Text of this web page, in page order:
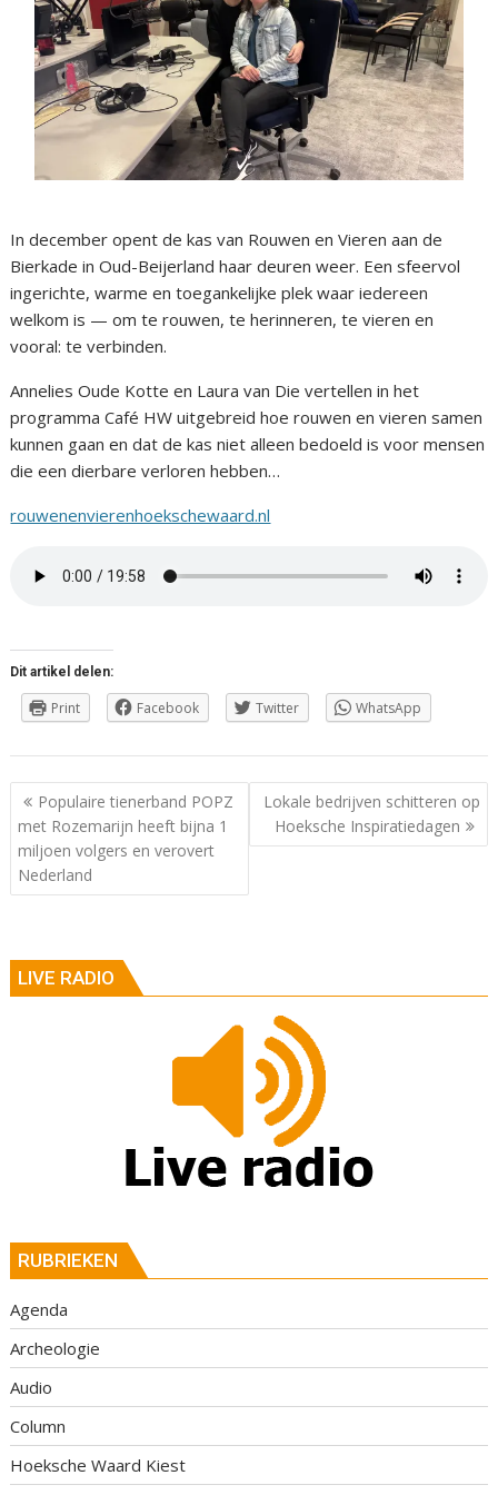
In december opent de kas van Rouwen en Vieren aan de
Bierkade in Oud-Beijerland haar deuren weer. Een sfeervol
ingerichte, warme en toegankelijke plek waar iedereen
welkom is — om te rouwen, te herinneren, te vieren en
vooral: te verbinden.
Annelies Oude Kotte en Laura van Die vertellen in het
programma Café HW uitgebreid hoe rouwen en vieren samen
kunnen gaan en dat de kas niet alleen bedoeld is voor mensen
die een dierbare verloren hebben…
rouwenenvierenhoekschewaard.nl
Dit artikel delen:
Print Facebook Twitter WhatsApp
Berichtnavigatie
Populaire tienerband POPZ
met Rozemarijn heeft bijna 1
miljoen volgers en verovert
Nederland
Lokale bedrijven schitteren op
Hoeksche Inspiratiedagen
LIVE RADIO
RUBRIEKEN
Agenda
Archeologie
Audio
Column
Hoeksche Waard Kiest